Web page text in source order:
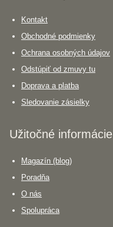
Kontakt
Obchodné podmienky
Ochrana osobných údajov
Odstúpiť od zmuvy tu
Doprava a platba
Sledovanie zásielky
Užitočné informácie
Magazín (blog)
Poradňa
O nás
Spolupráca